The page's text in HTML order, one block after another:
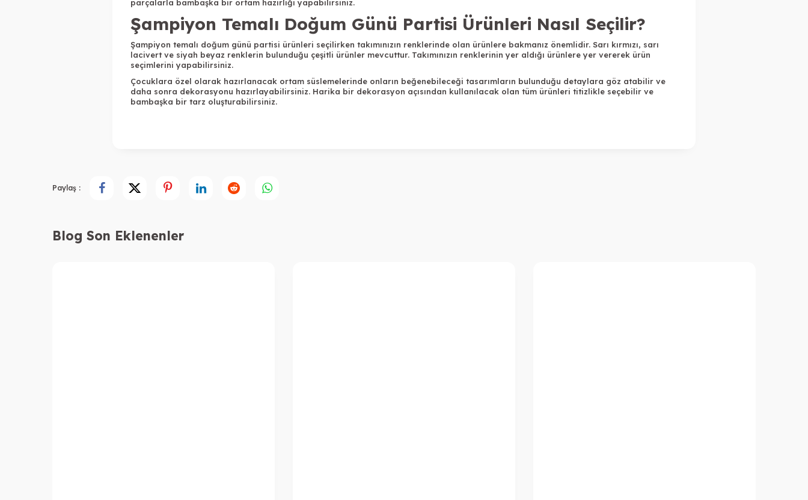
parçalarla bambaşka bir ortam hazırlığı yapabilirsiniz.
Şampiyon Temalı Doğum Günü Partisi Ürünleri Nasıl Seçilir?
Şampiyon temalı doğum günü partisi ürünleri seçilirken takımınızın renklerinde olan ürünlere bakmanız önemlidir. Sarı kırmızı, sarı
lacivert ve siyah beyaz renklerin bulunduğu çeşitli ürünler mevcuttur. Takımınızın renklerinin yer aldığı ürünlere yer vererek ürün
seçimlerini yapabilirsiniz.
Çocuklara özel olarak hazırlanacak ortam süslemelerinde onların beğenebileceği tasarımların bulunduğu detaylara göz atabilir ve
daha sonra dekorasyonu hazırlayabilirsiniz. Harika bir dekorasyon açısından kullanılacak olan tüm ürünleri titizlikle seçebilir ve
bambaşka bir tarz oluşturabilirsiniz.
Paylaş :
Blog Son Eklenenler